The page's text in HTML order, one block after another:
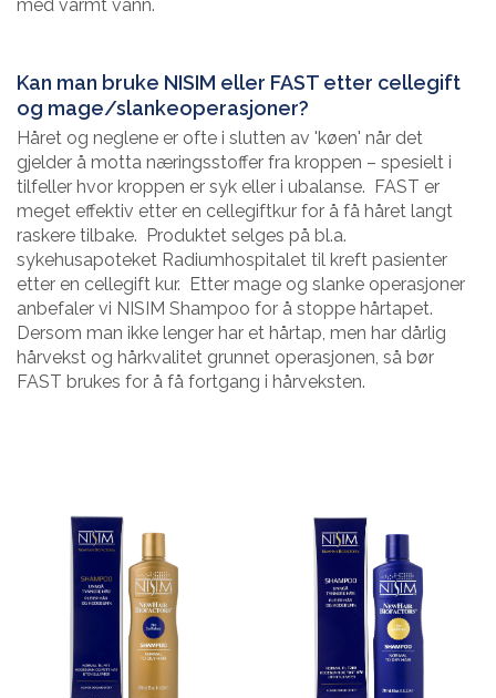
med varmt vann.
Kan man bruke NISIM eller FAST etter cellegift
og mage/slankeoperasjoner?
Håret og neglene er ofte i slutten av 'køen' når det
gjelder å motta næringsstoffer fra kroppen – spesielt i
tilfeller hvor kroppen er syk eller i ubalanse. FAST er
meget effektiv etter en cellegiftkur for å få håret langt
raskere tilbake. Produktet selges på bl.a.
sykehusapoteket Radiumhospitalet til kreft pasienter
etter en cellegift kur. Etter mage og slanke operasjoner
anbefaler vi NISIM Shampoo for å stoppe hårtapet.
Dersom man ikke lenger har et hårtap, men har dårlig
hårvekst og hårkvalitet grunnet operasjonen, så bør
FAST brukes for å få fortgang i hårveksten.